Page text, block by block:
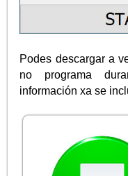
Podes descargar a
no programa
información xa se